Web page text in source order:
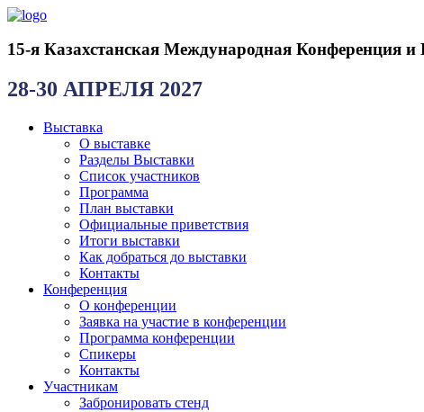
15-я Казахстанская Международная Конференция
28-30 АПРЕЛЯ 2027
Выставка
О выставке
Разделы Выставки
Список участников
Программа
План выставки
Официальные приветствия
Итоги выставки
Как добраться до выставки
Контакты
Конференция
О конференции
Заявка на участие в конференции
Программа конференции
Спикеры
Контакты
Участникам
Забронировать стенд